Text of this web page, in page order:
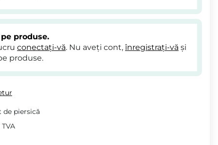
produse.
conectați-vă. Nu aveți cont, înregistrați-vă și
produse.
de piersică